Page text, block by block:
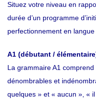
Situez votre niveau en
durée d’un programme
perfectionnement en
A1 (débutant /
La grammaire A1
dénombrables et
quelques » et « aucun », «